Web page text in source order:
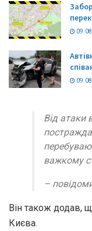
Від атаки
важкому
–
Він також додав,
Києва.